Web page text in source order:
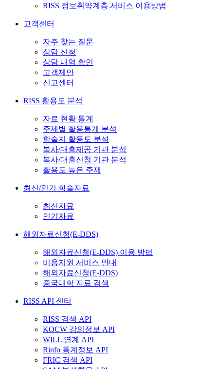
RISS 정보취약계층 서비스 이용방법
고객센터
자주 찾는 질문
상담 신청
상담 내역 확인
고객제안
신고센터
RISS 활용도 분석
자료 현황 통계
주제별 활용통계 분석
학술지 활용도 분석
복사/대출제공 기관 분석
복사/대출신청 기관 분석
활용도 높은 주제
최신/인기 학술자료
최신자료
인기자료
해외자료신청(E-DDS)
해외자료신청(E-DDS) 이용 방법
비용지원 서비스 안내
해외자료신청(E-DDS)
중국대학 자료 검색
RISS API 센터
RISS 검색 API
KOCW 강의정보 API
WILL 연계 API
Rinfo 통계정보 API
FRIC 검색 API